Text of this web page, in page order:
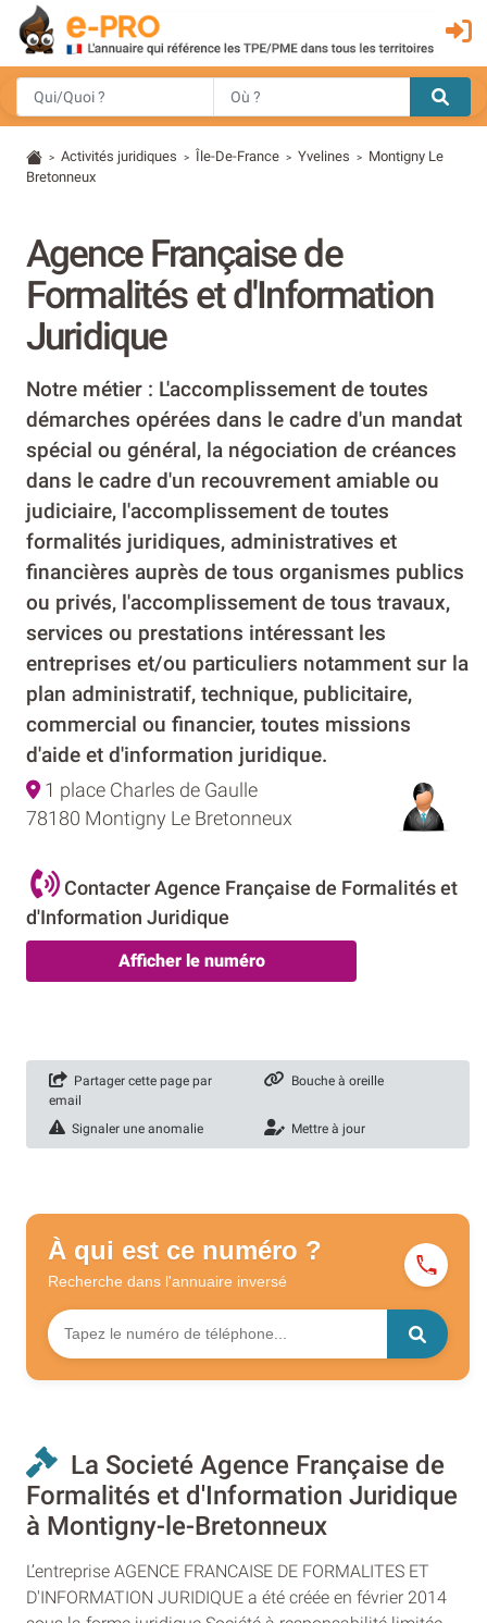
> Activités juridiques > Île-De-France > Yvelines > Montigny Le
Bretonneux
Agence Française de
Formalités et d'Information
Juridique
Notre métier : L'accomplissement de toutes
démarches opérées dans le cadre d'un mandat
spécial ou général, la négociation de créances
dans le cadre d'un recouvrement amiable ou
judiciaire, l'accomplissement de toutes
formalités juridiques, administratives et
financières auprès de tous organismes publics
ou privés, l'accomplissement de tous travaux,
services ou prestations intéressant les
entreprises et/ou particuliers notamment sur la
plan administratif, technique, publicitaire,
commercial ou financier, toutes missions
d'aide et d'information juridique.
1 place Charles de Gaulle
78180 Montigny Le Bretonneux
Contacter Agence Française de Formalités et
d'Information Juridique
Afficher le numéro
Partager cette page par
email
Bouche à oreille
Signaler une anomalie Mettre à jour
À qui est ce numéro ?
Recherche dans l'annuaire inversé
La Societé Agence Française de
Formalités et d'Information Juridique
à Montigny-le-Bretonneux
L’entreprise AGENCE FRANCAISE DE FORMALITES ET
D'INFORMATION JURIDIQUE a été créée en février 2014